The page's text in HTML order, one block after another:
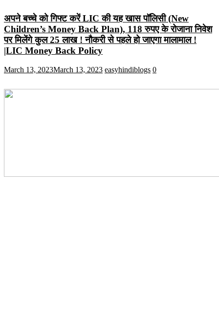
अपने बच्चे को गिफ्ट करें LIC की यह खास पॉलिसी (New
Children’s Money Back Plan), 118 रुपए के रोजाना निवेश
पर मिलेंगे कुल 25 लाख ! नौकरी से पहले हो जाएगा मालामाल !
|LIC Money Back Policy
March 13, 2023March 13, 2023 easyhindiblogs 0